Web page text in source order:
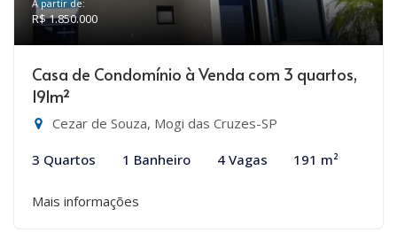
A partir de:
R$ 1.850.000
Casa de Condomínio à Venda com 3 quartos,
191m²
Cezar de Souza, Mogi das Cruzes-SP
3 Quartos 1 Banheiro 4 Vagas 191 m²
Mais informações